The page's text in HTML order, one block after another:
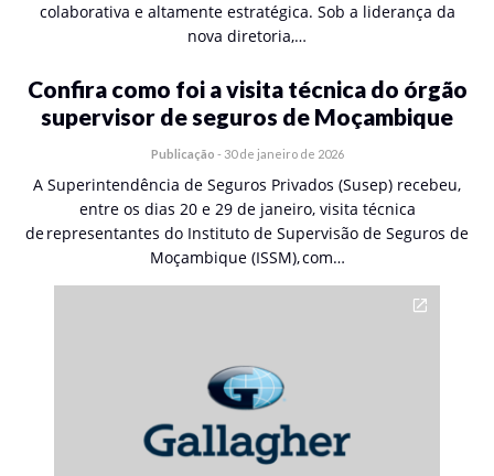
colaborativa e altamente estratégica. Sob a liderança da
nova diretoria,…
Confira como foi a visita técnica do órgão
supervisor de seguros de Moçambique
Publicação - 30 de janeiro de 2026
A Superintendência de Seguros Privados (Susep) recebeu,
entre os dias 20 e 29 de janeiro, visita técnica
de representantes do Instituto de Supervisão de Seguros de
Moçambique (ISSM), com…